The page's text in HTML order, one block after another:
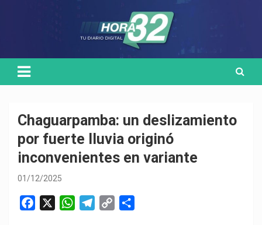
Chaguarpamba: un deslizamiento
por fuerte lluvia originó
inconvenientes en variante
01/12/2025
W